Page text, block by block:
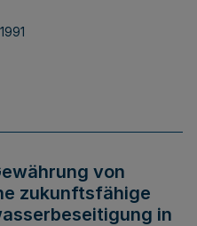
von
zukunftsfähige
in